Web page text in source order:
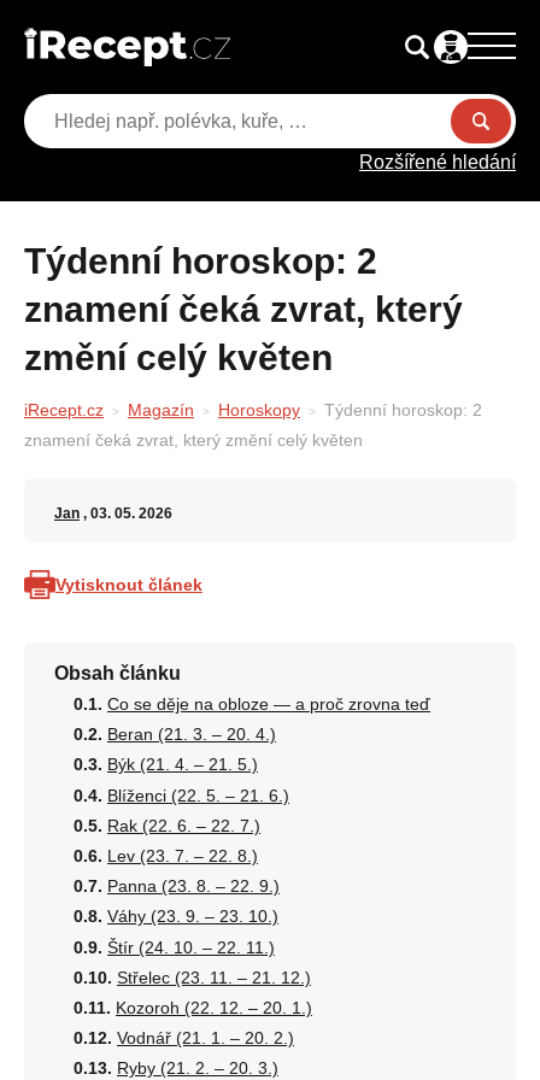
Rozšířené hledání
Týdenní horoskop: 2
znamení čeká zvrat, který
změní celý květen
iRecept.cz Magazín Horoskopy
Týdenní horoskop: 2
znamení čeká zvrat, který změní celý květen
Jan , 03. 05. 2026
Vytisknout článek
Obsah článku
Co se děje na obloze — a proč zrovna teď
Beran (21. 3. – 20. 4.)
Býk (21. 4. – 21. 5.)
Blíženci (22. 5. – 21. 6.)
Rak (22. 6. – 22. 7.)
Lev (23. 7. – 22. 8.)
Panna (23. 8. – 22. 9.)
Váhy (23. 9. – 23. 10.)
Štír (24. 10. – 22. 11.)
Střelec (23. 11. – 21. 12.)
Kozoroh (22. 12. – 20. 1.)
Vodnář (21. 1. – 20. 2.)
Ryby (21. 2. – 20. 3.)